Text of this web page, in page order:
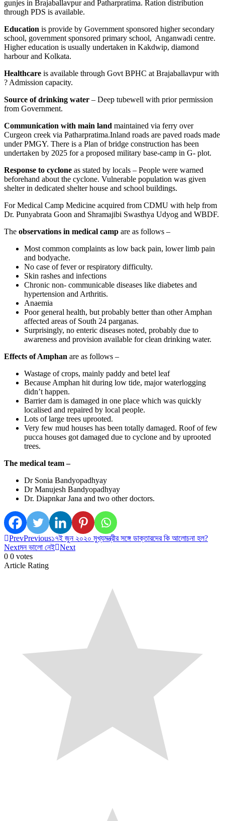
gunjes in Brajaballavpur and Patharpratima. Ration distribution
through PDS is available.
Education is provide by Government sponsored higher secondary
school, government sponsored primary school, Anganwadi centre.
Higher education is usually undertaken in Kakdwip, diamond
harbour and Kolkata.
Healthcare is available through Govt BPHC at Brajaballavpur with
? Admission capacity.
Source of drinking water – Deep tubewell with prior permission
from Government.
Communication with main land maintained via ferry over
Curgeon creek via Patharpratima.Inland roads are paved roads made
under PMGY. There is a Plan of bridge construction has been
undertaken by 2025 for a proposed military base-camp in G- plot.
Response to cyclone as stated by locals – People were warned
beforehand about the cyclone. Vulnerable population was given
shelter in dedicated shelter house and school buildings.
For Medical Camp Medicine acquired from CDMU with help from
Dr. Punyabrata Goon and Shramajibi Swasthya Udyog and WBDF.
The observations in medical camp are as follows –
Most common complaints as low back pain, lower limb pain
and bodyache.
No case of fever or respiratory difficulty.
Skin rashes and infections
Chronic non- communicable diseases like diabetes and
hypertension and Arthritis.
Anaemia
Poor general health, but probably better than other Amphan
affected areas of South 24 parganas.
Surprisingly, no enteric diseases noted, probably due to
awareness and provision available for clean drinking water.
Effects of Amphan are as follows –
Wastage of crops, mainly paddy and betel leaf
Because Amphan hit during low tide, major waterlogging
didn’t happen.
Barrier dam is damaged in one place which was quickly
localised and repaired by local people.
Lots of large trees uprooted.
Very few mud houses has been totally damaged. Roof of few
pucca houses got damaged due to cyclone and by uprooted
trees.
The medical team –
Dr Sonia Bandyopadhyay
Dr Manujesh Bandyopadhyay
Dr. Diapnkar Jana and two other doctors.
PrevPrevious১৭ই জুন ২০২০ মুখ্যমন্ত্রীর সঙ্গে ডাক্তারদের কি আলোচনা হল?
Nextমন ভালো নেই Next
0 0 votes
Article Rating